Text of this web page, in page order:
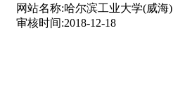
网站名称:哈尔滨工业大学(威海)
审核时间:2018-12-18